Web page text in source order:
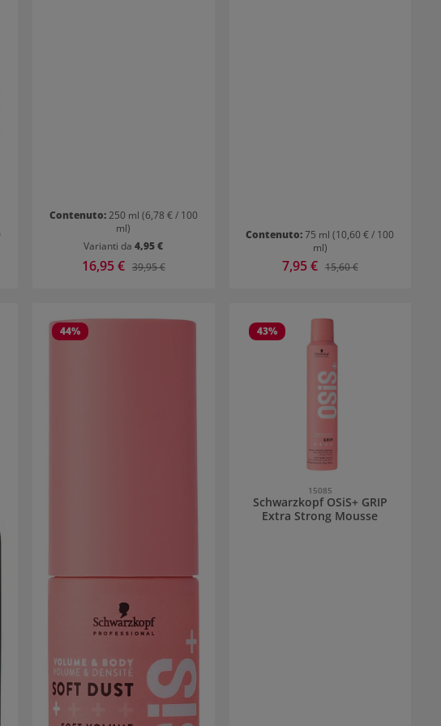
Contenuto:250 ml (6,78 € / 100
ml)
Varianti da 4,95 €
Prezzo di vendita:
16,95 € Prezzo normale:
39,95 €
Contenuto:75 ml(10,60 € / 100
ml)
Prezzo di vendita:
7,95 € Prezzo normale:
15,60 €
44% 43%
15085
Schwarzkopf OSiS+ GRIP
Extra Strong Mousse